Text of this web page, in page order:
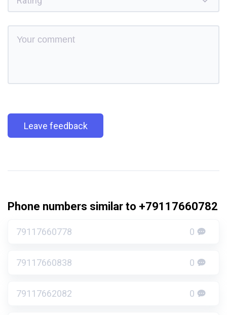
Leave feedback
Phone numbers similar to +79117660782
79117660778 0
79117660838 0
79117662082 0